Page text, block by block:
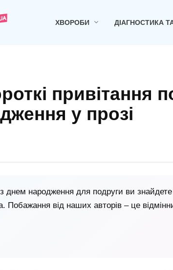
ХВОРОБИ ДІАГНОСТИКА
привітання
у прозі
з днем народження для подруги ви
Побажання від наших авторів – це